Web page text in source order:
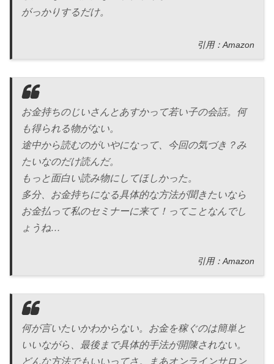
がっかりするだけ。
引用：Amazon
お金持ちのじいさんとあすかって若い子の会話。何
も得られる物がない。
途中から読むのがいやになって、今回の気づき？み
たいなのだけ読んだ。
もっと面白い読み物にしてほしかった。
多分、お金持ちになる具体的な方法が聞きたいなら
お金払って私のセミナーに来て！ってことなんでし
ょうね…
引用：Amazon
何が言いたいかわからない。お金を稼ぐのは簡単と
いいながら、最後まで具体的手法が開陳されない。
どんな方法でもいいってさ。まあオンラインサロン